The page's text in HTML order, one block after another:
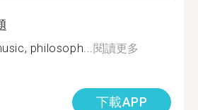
philosoph...閱讀更多
下載APP